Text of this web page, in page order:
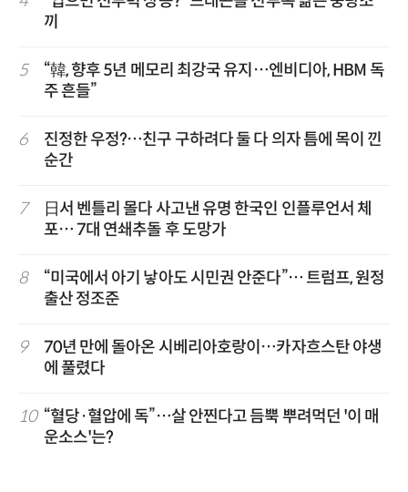
끼
5
“韓, 향후 5년 메모리 최강국 유지…엔비디아, HBM 독
주 흔들”
6
진정한 우정?…친구 구하려다 둘 다 의자 틈에 목이 낀
순간
7
日서 벤틀리 몰다 사고낸 유명 한국인 인플루언서 체
포… 7대 연쇄추돌 후 도망가
8
“미국에서 아기 낳아도 시민권 안준다”… 트럼프, 원정
출산 정조준
9
70년 만에 돌아온 시베리아호랑이…카자흐스탄 야생
에 풀렸다
10 “혈당·혈압에 독”…살 안찐다고 듬뿍 뿌려먹던 '이 매
운소스'는?